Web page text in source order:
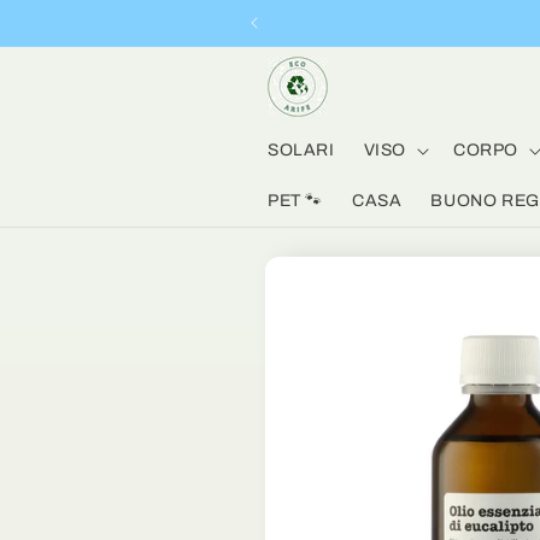
ai contenuti
SOLARI VISO CORPO
PET 🐾 CASA BUONO
Passa alle